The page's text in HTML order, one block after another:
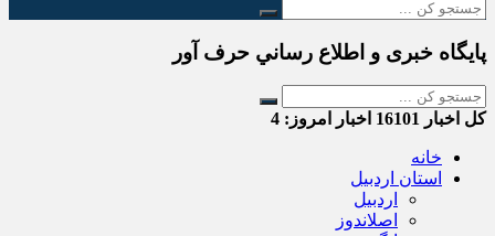
پایگاه خبری و اطلاع رساني حرف آور
کل اخبار اخبار امروز: 4
خانه
استان اردبیل
اردبیل
اصلاندوز